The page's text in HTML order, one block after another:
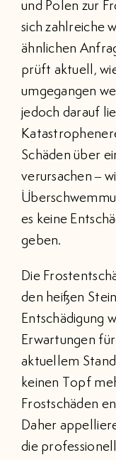
und Polen zur
sich zahlreiche
ähnlichen
prüft aktuell,
umgegangen
jedoch darauf
Schäden über
verursachen –
es keine
geben.
Die
den heißen
Entschädigung
Erwartungen
aktuellem Stand
keinen Topf
Frostschäden
Daher
die